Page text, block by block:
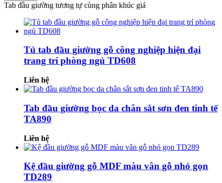
Tab đầu giường tương tự cùng phân khúc giá
Tủ tab đầu giường gỗ công nghiệp hiện đại
trang trí phòng ngủ TD608
Liên hệ
Tab đầu giường bọc da chân sắt sơn đen tinh tế
TA890
Liên hệ
Kệ đầu giường gỗ MDF màu vân gỗ nhỏ gọn
TD289